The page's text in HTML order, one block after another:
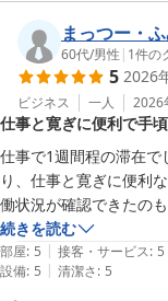
また、温かいお言葉
礼申し上げます。
ご投稿いただきまし
からもよりご快適に
精進して参りますの
しくお願い致します。
またのお越しをお待
ホテルシーラックパ
ホテル シーラックパ
まっつー・
60代/男性 | 1件の
5 2026
ビジネス 一人 2026
仕事と寛ぎに便利で手
仕事で1週間程の滞在
り、仕事と寛ぎに便利
働状況が確認できたの
便利なホテルです。又
続きを読む
部屋: 5 | 接客・サービス: 5
設備: 5 | 清潔さ: 5